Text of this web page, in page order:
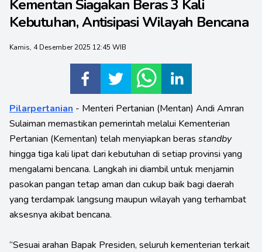
Kementan Siagakan Beras 3 Kali
Kebutuhan, Antisipasi Wilayah Bencana
Kamis, 4 Desember 2025 12:45 WIB
Pilarpertanian - Menteri Pertanian (Mentan) Andi Amran
Sulaiman memastikan pemerintah melalui Kementerian
Pertanian (Kementan) telah menyiapkan beras standby
hingga tiga kali lipat dari kebutuhan di setiap provinsi yang
mengalami bencana. Langkah ini diambil untuk menjamin
pasokan pangan tetap aman dan cukup baik bagi daerah
yang terdampak langsung maupun wilayah yang terhambat
aksesnya akibat bencana.
“Sesuai arahan Bapak Presiden, seluruh kementerian terkait